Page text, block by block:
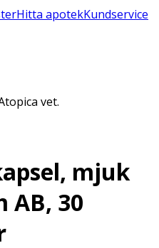
Hitta apotekKundservice
vet.
mjuk
AB, 30